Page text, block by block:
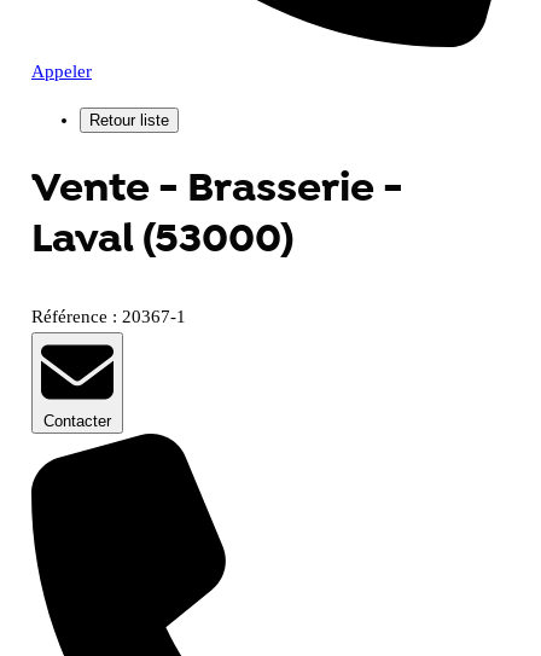
Appeler
Vente - Brasserie -
Laval (53000)
Référence : 20367-1
Contacter